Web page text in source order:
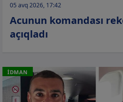
05 avq 2026, 17:42
Acunun komandası
açıqladı
İDMAN